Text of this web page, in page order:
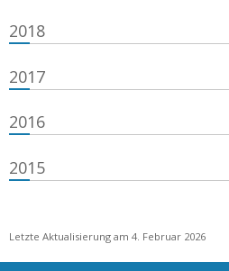
2018
2017
2016
2015
Letzte Aktualisierung am 4. Februar 2026